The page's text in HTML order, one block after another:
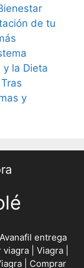
de tu
y la Dieta
y
Avanafil entrega
viagra Viagra
Comprar